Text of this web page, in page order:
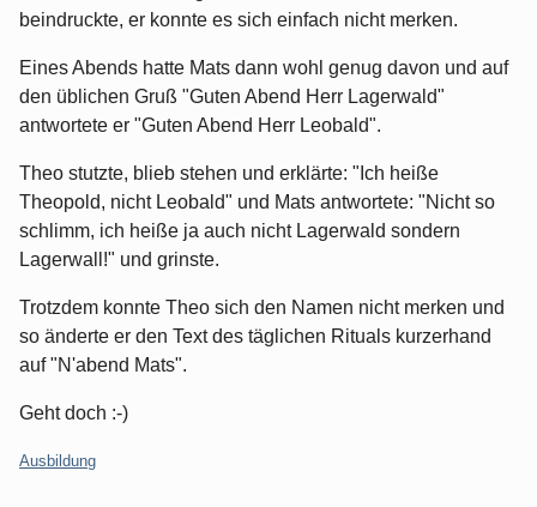
beindruckte, er konnte es sich einfach nicht merken.
Eines Abends hatte Mats dann wohl genug davon und auf
den üblichen Gruß "Guten Abend Herr Lagerwald"
antwortete er "Guten Abend Herr Leobald".
Theo stutzte, blieb stehen und erklärte: "Ich heiße
Theopold, nicht Leobald" und Mats antwortete: "Nicht so
schlimm, ich heiße ja auch nicht Lagerwald sondern
Lagerwall!" und grinste.
Trotzdem konnte Theo sich den Namen nicht merken und
so änderte er den Text des täglichen Rituals kurzerhand
auf "N'abend Mats".
Geht doch :-)
Kategorien:
Ausbildung